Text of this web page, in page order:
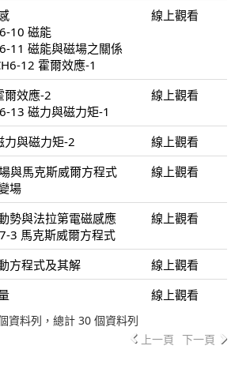
10 磁能
11 磁能與磁場之關係
12 霍爾效應-1
線上觀看
爾效應-2
13 磁力與磁力矩-1
線上觀看
力與磁力矩-2
線上觀看
與馬克斯威爾方程式
場
線上觀看
勢與法拉第電磁感應
3 馬克斯威爾方程式
線上觀看
方程式及其解
線上觀看
線上觀看
資料列，總計 30 個資料列
上一頁 下一頁